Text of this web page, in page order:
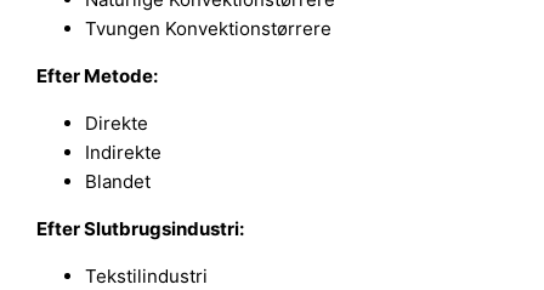
Tvungen Konvektionstørrere
Efter Metode:
Direkte
Indirekte
Blandet
Efter Slutbrugsindustri:
Tekstilindustri